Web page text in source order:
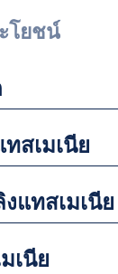
โยชน์
สเมเนีย
แทสเมเนีย
เนีย